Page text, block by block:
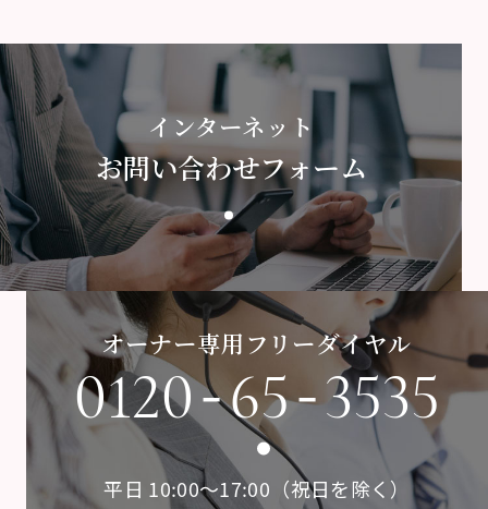
インターネット
お問い合わせフォーム
オーナー専用フリーダイヤル
0120-65-3535
平日 10:00〜17:00（祝日を除く）